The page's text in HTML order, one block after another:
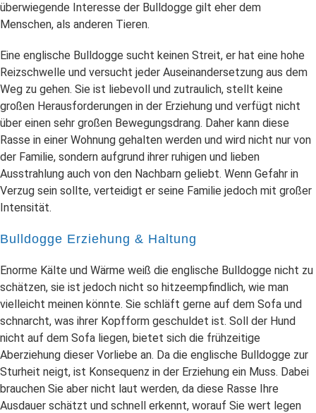
überwiegende Interesse der Bulldogge gilt eher dem
Menschen, als anderen Tieren.
Eine englische Bulldogge sucht keinen Streit, er hat eine hohe
Reizschwelle und versucht jeder Auseinandersetzung aus dem
Weg zu gehen. Sie ist liebevoll und zutraulich, stellt keine
großen Herausforderungen in der Erziehung und verfügt nicht
über einen sehr großen Bewegungsdrang. Daher kann diese
Rasse in einer Wohnung gehalten werden und wird nicht nur von
der Familie, sondern aufgrund ihrer ruhigen und lieben
Ausstrahlung auch von den Nachbarn geliebt. Wenn Gefahr in
Verzug sein sollte, verteidigt er seine Familie jedoch mit großer
Intensität.
Bulldogge Erziehung & Haltung
Enorme Kälte und Wärme weiß die englische Bulldogge nicht zu
schätzen, sie ist jedoch nicht so hitzeempfindlich, wie man
vielleicht meinen könnte. Sie schläft gerne auf dem Sofa und
schnarcht, was ihrer Kopfform geschuldet ist. Soll der Hund
nicht auf dem Sofa liegen, bietet sich die frühzeitige
Aberziehung dieser Vorliebe an. Da die englische Bulldogge zur
Sturheit neigt, ist Konsequenz in der Erziehung ein Muss. Dabei
brauchen Sie aber nicht laut werden, da diese Rasse Ihre
Ausdauer schätzt und schnell erkennt, worauf Sie wert legen